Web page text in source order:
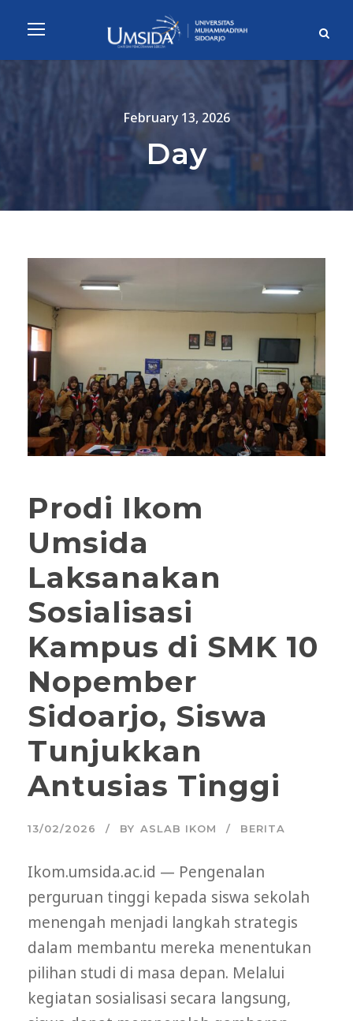
February 13, 2026
Day
Prodi Ikom
Umsida
Laksanakan
Sosialisasi
Kampus di SMK 10
Nopember
Sidoarjo, Siswa
Tunjukkan
Antusias Tinggi
13/02/2026 BY ASLAB IKOM BERITA
Ikom.umsida.ac.id — Pengenalan
perguruan tinggi kepada siswa sekolah
menengah menjadi langkah strategis
dalam membantu mereka menentukan
pilihan studi di masa depan. Melalui
kegiatan sosialisasi secara langsung,